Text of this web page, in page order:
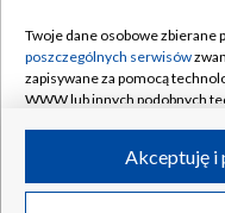
Rada Programowa
System NOS
Informacje o nadawcy
Program dla prasy
©2026
Twoje dane osobowe zbierane
poszczególnych serwisów
zapisywane za pomocą
WWW lub innych podobnych
ruchu w Internecie.Akceptuję i